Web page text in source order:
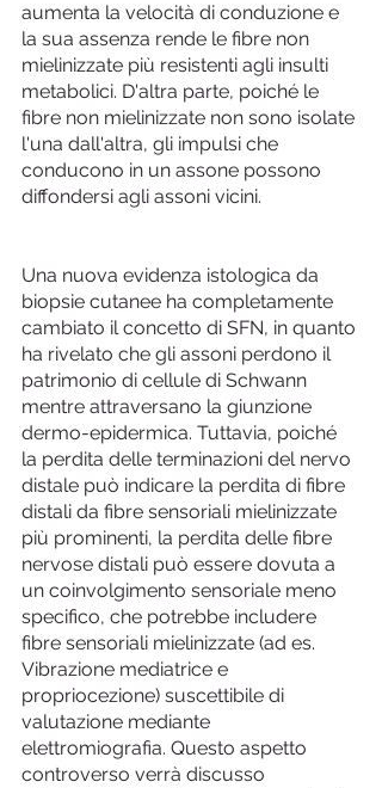
aumenta la velocità di conduzione e
la sua assenza rende le fibre non
mielinizzate più resistenti agli insulti
metabolici. D'altra parte, poiché le
fibre non mielinizzate non sono isolate
l'una dall'altra, gli impulsi che
conducono in un assone possono
diffondersi agli assoni vicini.
Una nuova evidenza istologica da
biopsie cutanee ha completamente
cambiato il concetto di SFN, in quanto
ha rivelato che gli assoni perdono il
patrimonio di cellule di Schwann
mentre attraversano la giunzione
dermo-epidermica. Tuttavia, poiché
la perdita delle terminazioni del nervo
distale può indicare la perdita di fibre
distali da fibre sensoriali mielinizzate
più prominenti, la perdita delle fibre
nervose distali può essere dovuta a
un coinvolgimento sensoriale meno
specifico, che potrebbe includere
fibre sensoriali mielinizzate (ad es.
Vibrazione mediatrice e
propriocezione) suscettibile di
valutazione mediante
elettromiografia. Questo aspetto
controverso verrà discusso